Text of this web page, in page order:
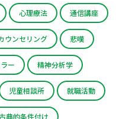
心理療法 通信講座
ウンセリング 悲嘆
ー 精神分析学
児童相談所 就職活動
典的条件付け